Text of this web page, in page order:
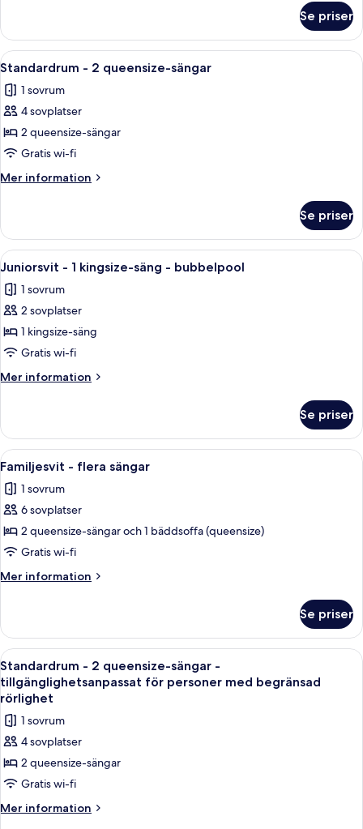
-
kingsize-
Se priser
Öppna
alla
foton
för
Standardrum
-
2
queensize-
Ett hotellrum med två sängar, ett
5
Standardrum - 2 queensize-sängar
1 sovrum
4 sovplatser
2 queensize-sängar
Gratis wi-fi
Mer information
Mer
-
queensize-
Se priser
Öppna
alla
foton
för
Juniorsvit
-
1
kingsize-
-
bubbelpool
En snyggt bäddad säng med vita
4
Juniorsvit - 1 kingsize-säng - bubbelpool
1 sovrum
2 sovplatser
1 kingsize-säng
Gratis wi-fi
Mer information
Mer
-
kingsize-
bubbelpool
Se priser
Öppna
alla
foton
för
Familjesvit
-
flera
sängar
Ett hotellrum med en stor säng, ett
2
Familjesvit - flera sängar
1 sovrum
6 sovplatser
2 queensize-sängar och 1 bäddsoffa (queensize)
Gratis wi-fi
Mer information
Mer
-
flera
sängar
Se priser
Öppna
alla
foton
för
Standardrum
-
2
queensize-
sängar
Ett hotellrum med två sängar, ett
1
Standardrum - 2 queensize-sängar -
tillgänglighetsanpassat för personer med begränsad
rörlighet
1 sovrum
4 sovplatser
2 queensize-sängar
Gratis wi-fi
Mer information
Mer